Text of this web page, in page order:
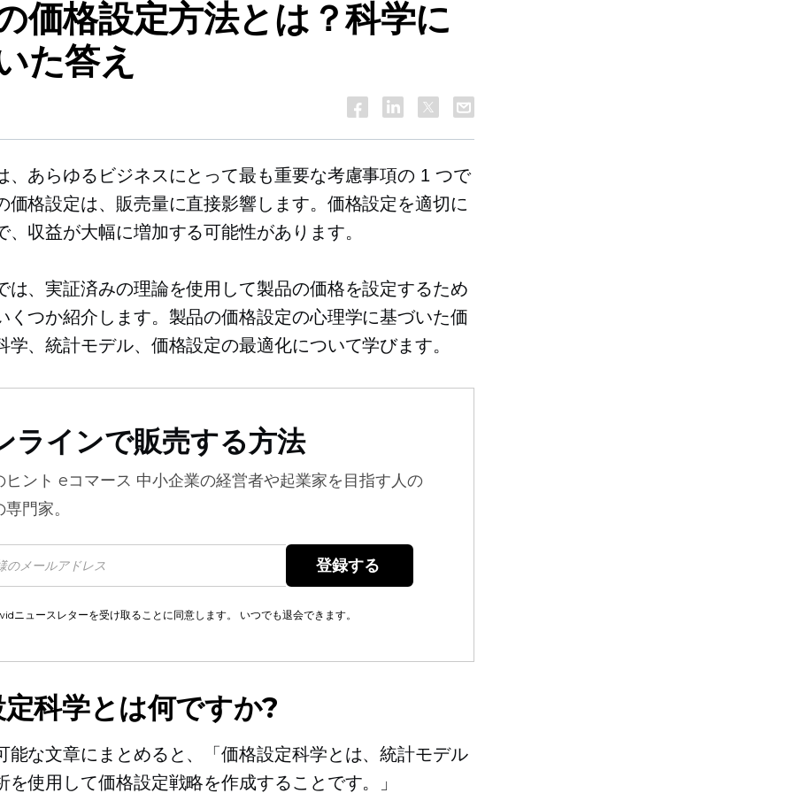
価格設定方法とは？科学に
た答え
、あらゆるビジネスにとって最も重要な考慮事項の 1 つで
価格設定は、販売量に直接影響します。価格設定を適切に
、収益が大幅に増加する可能性があります。
は、実証済みの理論を使用して製品の価格を設定するため
くつか紹介します。製品の価格設定の心理学に基づいた価
学、統計モデル、価格設定の最適化について学びます。
ラインで販売する方法
ヒント eコマース 中小企業の経営者や起業家を目指す人の
門家。
ニュースレターを受け取ることに同意します。 いつでも退会できます。
科学とは何ですか?
能な文章にまとめると、「価格設定科学とは、統計モデル
を使用して価格設定戦略を作成することです。」